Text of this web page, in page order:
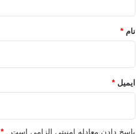
نام *
ایمیل *
پاسخ دادن معادله امنیتی الزامی است . *